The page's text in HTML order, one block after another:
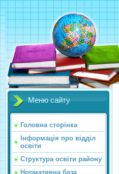
Меню сайту
Головна сторінка
Інформація про відділ
освіти
Структура освіти району
Нормативна база